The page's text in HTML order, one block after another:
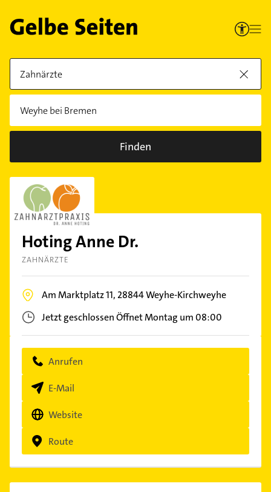
Finden
Hoting Anne Dr.
ZAHNÄRZTE
Am Marktplatz 11, 28844Weyhe-Kirchweyhe
Jetzt geschlossenÖffnet Montag um 08:00
Anrufen
E-Mail
Website
Route